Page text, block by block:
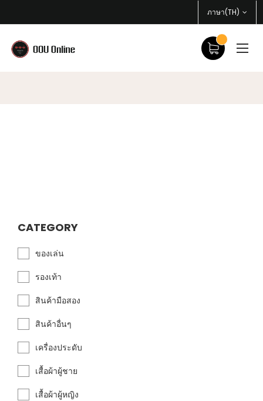
ภาษา(TH)
CATEGORY
ของเล่น
รองเท้า
สินค้ามือสอง
สินค้าอื่นๆ
เครื่องประดับ
เสื้อผ้าผู้ชาย
เสื้อผ้าผู้หญิง